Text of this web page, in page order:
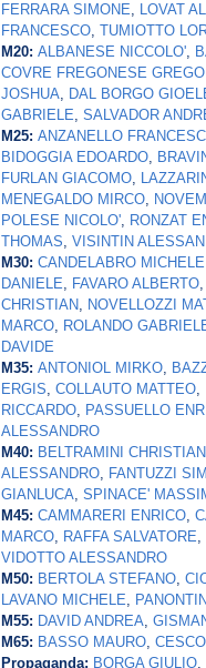
FERRARA SIMONE, LOVAT
FRANCESCO, TUMIOTTO
M20: ALBANESE NICCOLO',
COVRE FREGONESE
JOSHUA, DAL BORGO
GABRIELE, SALVADOR
M25: ANZANELLO
BIDOGGIA EDOARDO,
FURLAN GIACOMO,
MENEGALDO MIRCO,
POLESE NICOLO', RONZAT
THOMAS, VISINTIN
M30: CANDELABRO MICHELE
DANIELE, FAVARO ALBERTO
CHRISTIAN, NOVELLOZZI
MARCO, ROLANDO
DAVIDE
M35: ANTONIOL MIRKO,
ERGIS, COLLAUTO MATTEO,
RICCARDO, PASSUELLO
ALESSANDRO
M40: BELTRAMINI CHRISTIAN
ALESSANDRO, FANTUZZI
GIANLUCA, SPINACE'
M45: CAMMARERI ENRICO,
MARCO, RAFFA SALVATORE,
VIDOTTO ALESSANDRO
M50: BERTOLA STEFANO,
LAVANO MICHELE,
M55: DAVID ANDREA,
M65: BASSO MAURO,
Propaganda: BORGA GIULIO,